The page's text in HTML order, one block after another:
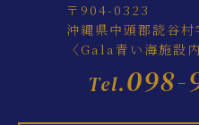
〒904-0323
沖縄県中頭郡読谷
〈Gala青い海施設内
Tel.098-